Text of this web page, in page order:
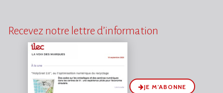
Recevez notre lettre d’information
JE M’ABONNE